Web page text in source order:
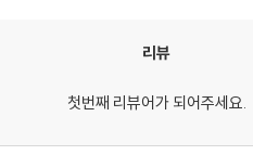
리뷰
첫번째 리뷰어가 되어주세요.